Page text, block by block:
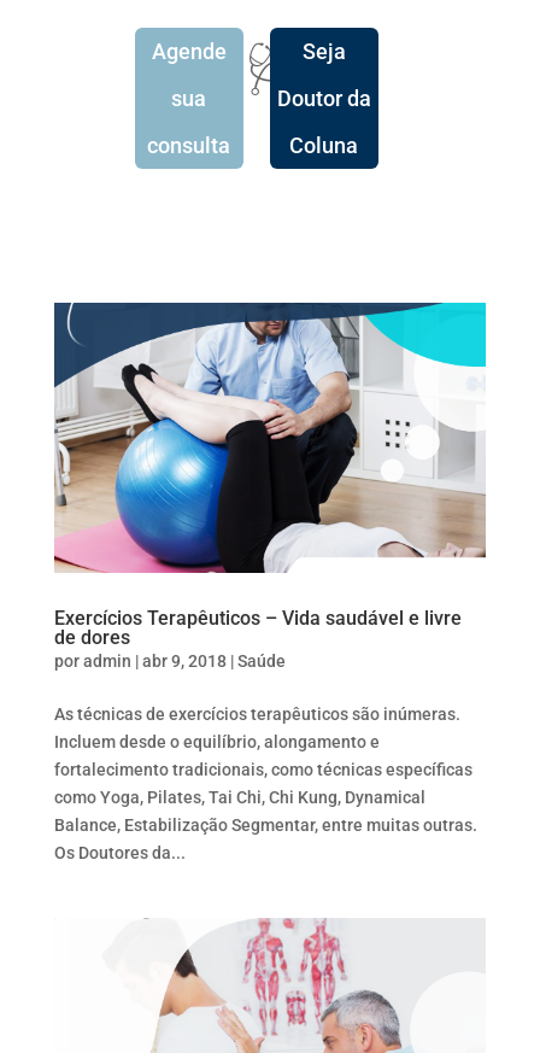
Agende
sua
consulta
🩺
Seja
Doutor da
Coluna
Exercícios Terapêuticos – Vida saudável e livre
de dores
poradmin |abr 9, 2018|Saúde
As técnicas de exercícios terapêuticos são inúmeras.
Incluem desde o equilíbrio, alongamento e
fortalecimento tradicionais, como técnicas específicas
como Yoga, Pilates, Tai Chi, Chi Kung, Dynamical
Balance, Estabilização Segmentar, entre muitas outras.
Os Doutores da...